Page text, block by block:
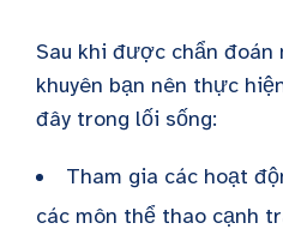
Sau khi được chẩn đoán
khuyên bạn nên thực
đây trong lối sống:
Tham gia các hoạt
các môn thể thao cạnh